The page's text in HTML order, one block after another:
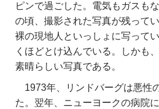
ピンで過ごした。電気もガスも
の頃、撮影された写真が残って
裸の現地人といっしょに写って
くほどとけ込んでいる。しかも
素晴らしい写真である。
1973年、リンドバーグは悪性
た。翌年、ニューヨークの病院